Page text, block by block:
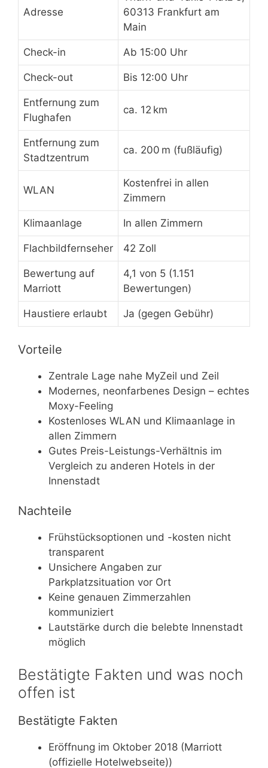
Adresse
60313 Frankfurt am
Main
Check-in Ab 15:00 Uhr
Check-out Bis 12:00 Uhr
Entfernung zum
Flughafen
ca. 12 km
Entfernung zum
Stadtzentrum
ca. 200 m (fußläufig)
WLAN
Kostenfrei in allen
Zimmern
Klimaanlage In allen Zimmern
Flachbildfernseher 42 Zoll
Bewertung auf
Marriott
4,1 von 5 (1.151
Bewertungen)
Haustiere erlaubt Ja (gegen Gebühr)
Vorteile
Zentrale Lage nahe MyZeil und Zeil
Modernes, neonfarbenes Design – echtes
Moxy-Feeling
Kostenloses WLAN und Klimaanlage in
allen Zimmern
Gutes Preis-Leistungs-Verhältnis im
Vergleich zu anderen Hotels in der
Innenstadt
Nachteile
Frühstücksoptionen und -kosten nicht
transparent
Unsichere Angaben zur
Parkplatzsituation vor Ort
Keine genauen Zimmerzahlen
kommuniziert
Lautstärke durch die belebte Innenstadt
möglich
Bestätigte Fakten und was noch
offen ist
Bestätigte Fakten
Eröffnung im Oktober 2018 (Marriott
(offizielle Hotelwebseite))